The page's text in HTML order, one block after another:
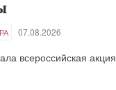
07.08.2026
всероссийская акция